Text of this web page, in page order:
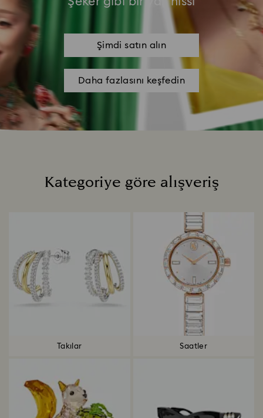
Şimdi satın alın
Daha fazlasını keşfedin
Kategoriye göre alışveriş
Takılar Saatler